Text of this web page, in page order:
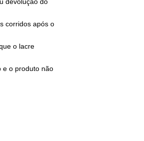
corridos após o
o lacre
e o produto não